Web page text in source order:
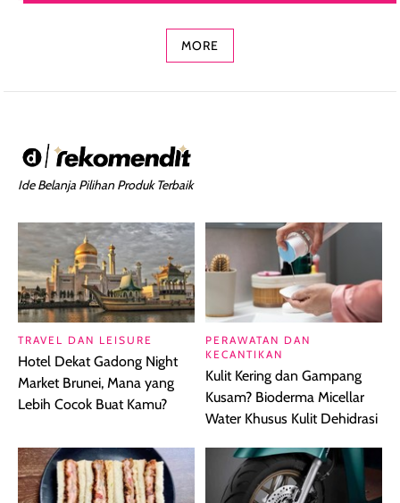
MORE
Ide Belanja Pilihan Produk Terbaik
TRAVEL DAN LEISURE
Hotel Dekat Gadong Night
Market Brunei, Mana yang
Lebih Cocok Buat Kamu?
PERAWATAN DAN
KECANTIKAN
Kulit Kering dan Gampang
Kusam? Bioderma Micellar
Water Khusus Kulit Dehidrasi